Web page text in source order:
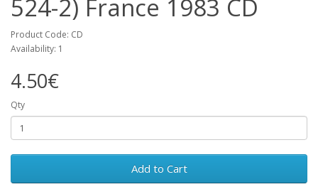
524-2) France 1983 CD
Product Code: CD
Availability: 1
4.50€
Qty
Add to Cart